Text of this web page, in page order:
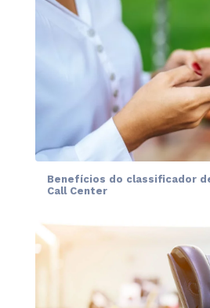
Benefícios do classificador
Call Center